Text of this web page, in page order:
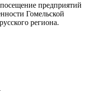
предприятий
Гомельской
региона.